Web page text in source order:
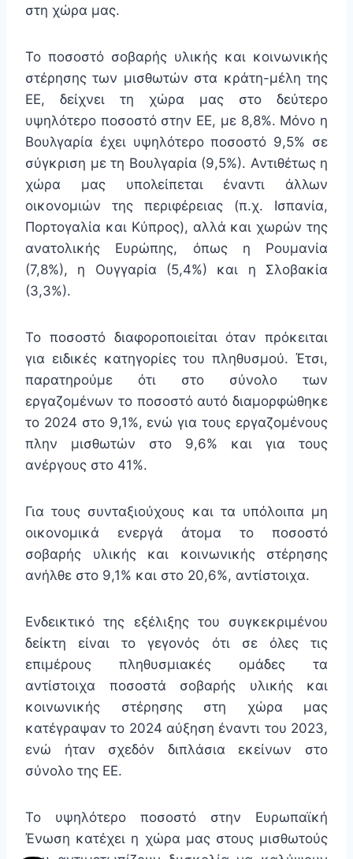
στη χώρα μας.
Το ποσοστό σοβαρής υλικής και κοινωνικής
στέρησης των μισθωτών στα κράτη-μέλη της
ΕΕ, δείχνει τη χώρα μας στο δεύτερο
υψηλότερο ποσοστό στην ΕΕ, με 8,8%. Μόνο η
Βουλγαρία έχει υψηλότερο ποσοστό 9,5% σε
σύγκριση με τη Βουλγαρία (9,5%). Αντιθέτως η
χώρα μας υπολείπεται έναντι άλλων
οικονομιών της περιφέρειας (π.χ. Ισπανία,
Πορτογαλία και Κύπρος), αλλά και χωρών της
ανατολικής Ευρώπης, όπως η Ρουμανία
(7,8%), η Ουγγαρία (5,4%) και η Σλοβακία
(3,3%).
Το ποσοστό διαφοροποιείται όταν πρόκειται
για ειδικές κατηγορίες του πληθυσμού. Έτσι,
παρατηρούμε ότι στο σύνολο των
εργαζομένων το ποσοστό αυτό διαμορφώθηκε
το 2024 στο 9,1%, ενώ για τους εργαζομένους
πλην μισθωτών στο 9,6% και για τους
ανέργους στο 41%.
Για τους συνταξιούχους και τα υπόλοιπα μη
οικονομικά ενεργά άτομα το ποσοστό
σοβαρής υλικής και κοινωνικής στέρησης
ανήλθε στο 9,1% και στο 20,6%, αντίστοιχα.
Ενδεικτικό της εξέλιξης του συγκεκριμένου
δείκτη είναι το γεγονός ότι σε όλες τις
επιμέρους πληθυσμιακές ομάδες τα
αντίστοιχα ποσοστά σοβαρής υλικής και
κοινωνικής στέρησης στη χώρα μας
κατέγραψαν το 2024 αύξηση έναντι του 2023,
ενώ ήταν σχεδόν διπλάσια εκείνων στο
σύνολο της ΕΕ.
Το υψηλότερο ποσοστό στην Ευρωπαϊκή
Ένωση κατέχει η χώρα μας στους μισθωτούς